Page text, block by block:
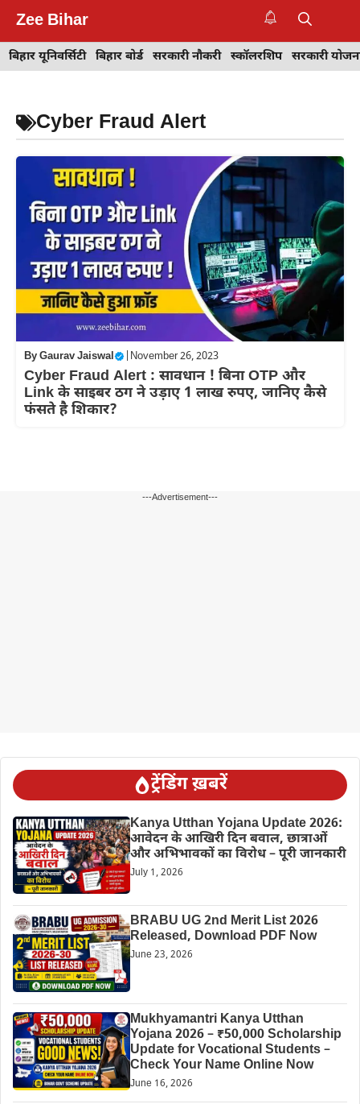
content
Zee Bihar
बिहार यूनिवर्सिटी बिहार बोर्ड सरकारी नौकरी स्कॉलरशिप सरकारी
Cyber Fraud Alert
ByGaurav Jaiswal November 26, 2023
Cyber Fraud Alert : सावधान ! बिना OTP और
Link के साइबर ठग ने उड़ाए 1 लाख रुपए, जानिए कैसे
फंसते है शिकार?
---Advertisement---
ट्रेंडिंग ख़बरें
Kanya Utthan Yojana Update 2026:
आवेदन के आखिरी दिन बवाल, छात्राओं
और अभिभावकों का विरोध – पूरी जानकारी
July 1, 2026
BRABU UG 2nd Merit List 2026
Released, Download PDF Now
June 23, 2026
Mukhyamantri Kanya Utthan
Yojana 2026 – ₹50,000 Scholarship
Update for Vocational Students –
Check Your Name Online Now
June 16, 2026